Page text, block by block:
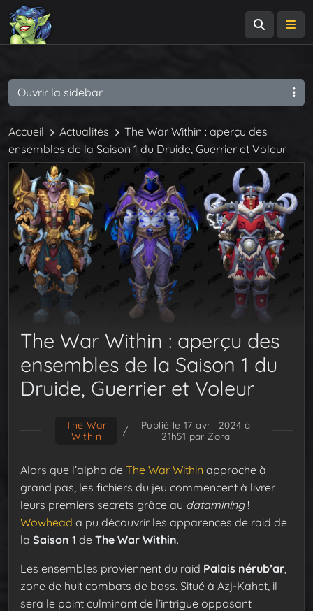
Accueil Actualités
The War Within : aperçu des
ensembles de la Saison 1 du Druide, Guerrier et Voleur
The War Within : aperçu des
ensembles de la Saison 1 du
Druide, Guerrier et Voleur
The War
Within
/
Publié le 17 avril 2024 à
21h51 par Zora
Alors que l’alpha de The War Within approche à
grand pas, les fichiers du jeu commencent à livrer
leurs premiers secrets grâce au datamining !
Wowhead a pu découvrir les apparences de raid de
la Saison 1 de The War Within.
Les ensembles proviennent du raid Palais nérub’ar
zone de huit combats de boss. Situé à Azj-Kahet, il
sera le point culminant de l’intrigue opposant
Ouvrir la sidebar